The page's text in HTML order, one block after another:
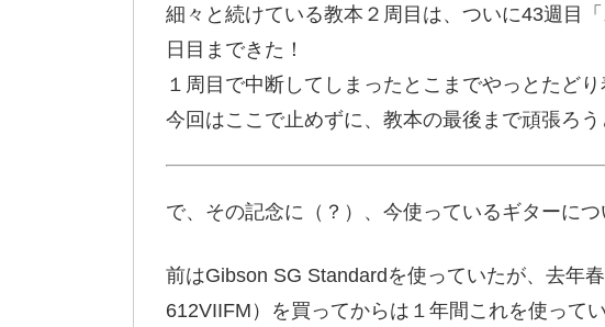
細々と続けている教本２周目は、ついに43週目
日目まできた！
１周目で中断してしまったとこまでやっとたどり
今回はここで止めずに、教本の最後まで頑張ろう
で、その記念に（？）、今使っているギターにつ
前はGibson SG Standardを使っていたが、去年
612VIIFM）を買ってからは１年間これを使ってい